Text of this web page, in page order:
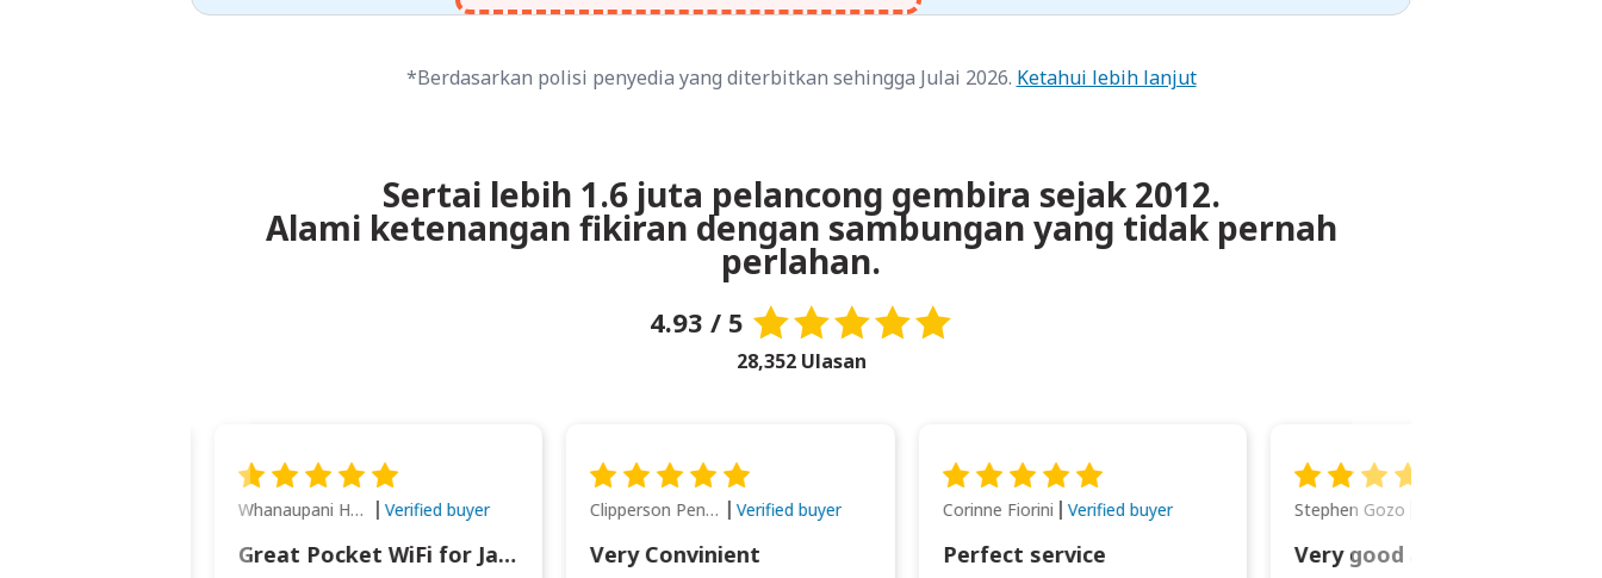
*Berdasarkan polisi penyedia yang diterbitkan sehingga Julai 2026. Ketahui lebih lanjut
Sertai lebih 1.6 juta pelancong gembira sejak 2012.
Alami ketenangan fikiran dengan sambungan yang tidak pernah
perlahan.
4.93 / 5
28,352 Ulasan
Whanaupani Henry Joseph Macown Verified buyer
Great Pocket WiFi for Japan Travel
Clipperson Penilla Verified buyer
Very Convinient
Corinne Fiorini Verified buyer
Perfect service
Stephen Gozo